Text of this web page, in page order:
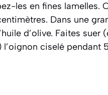
les en fines lamelles.
Dans une
d’olive. Faites suer
l’oignon ciselé pendant